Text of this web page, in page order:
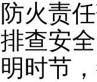
防火责
排查安
明时节